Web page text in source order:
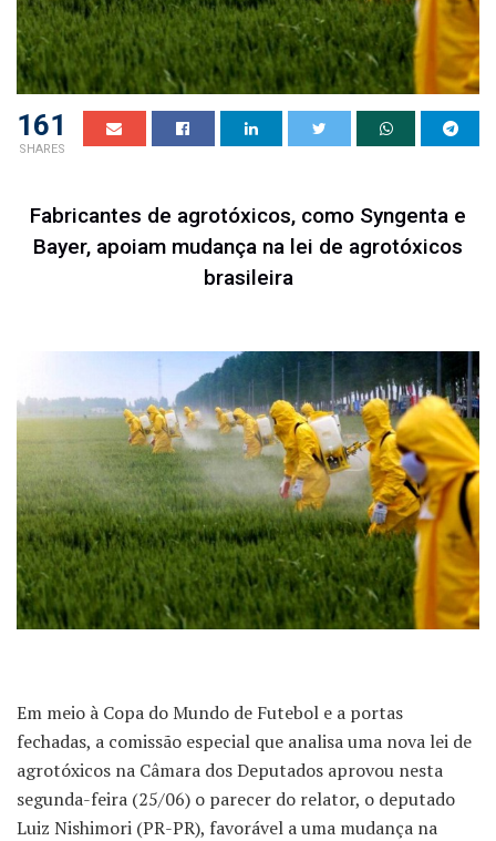
161
SHARES
Fabricantes de agrotóxicos, como Syngenta e
Bayer, apoiam mudança na lei de agrotóxicos
brasileira
Em meio à Copa do Mundo de Futebol e a portas
fechadas, a comissão especial que analisa uma nova lei de
agrotóxicos na Câmara dos Deputados aprovou nesta
segunda-feira (25/06) o parecer do relator, o deputado
Luiz Nishimori (PR-PR), favorável a uma mudança na